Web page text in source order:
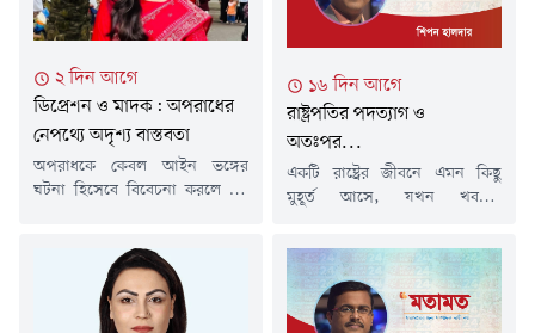
২ দিন আগে
ডিপ্রেশন ও মাদক: অপরাধের
নেপথ্যে অদৃশ্য বাস্তবতা
অপরাধকে কেবল আইন ভঙ্গের
ঘটনা হিসেবে বিবেচনা করলে এর
অপরাধের পেছনে কাজ করে
মানসিক সংকট, সামাজিক
বিচ্ছিন্নতা এবং মাদকাসক্তির মতো
১৬ দিন আগে
রাষ্ট্রপতির পদত্যাগ ও
অতঃপর...
একটি রাষ্ট্রের জীবনে এমন কিছু
মুহূর্ত আসে, যখন খবরের
জানায় না; বরং রাষ্ট্রের চরিত্র,
রাজনীতির পরিপক্বতা এবং
সাংবিধানিক প্রতিষ্ঠানের
সক্ষমতাকেও প্রশ্নের মুখে দাঁড়